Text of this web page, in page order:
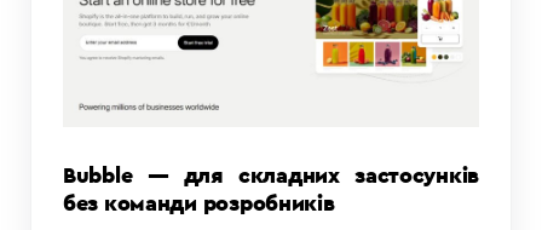
Bubble — для складних застосунків
без команди розробників